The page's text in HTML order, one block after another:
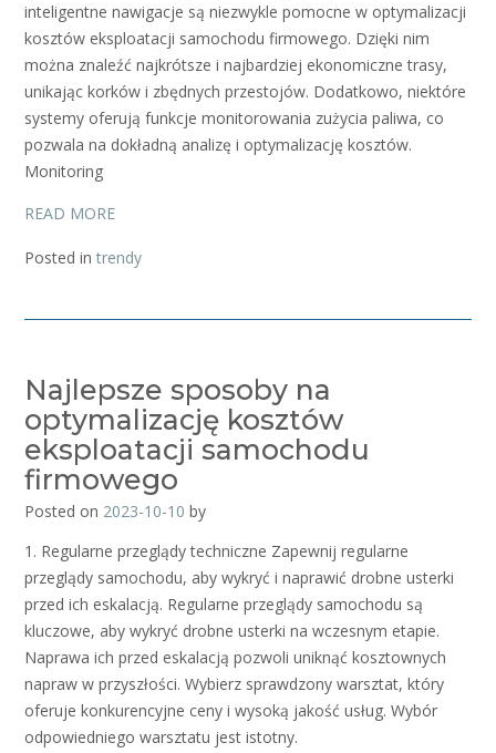
inteligentne nawigacje są niezwykle pomocne w optymalizacji
kosztów eksploatacji samochodu firmowego. Dzięki nim
można znaleźć najkrótsze i najbardziej ekonomiczne trasy,
unikając korków i zbędnych przestojów. Dodatkowo, niektóre
systemy oferują funkcje monitorowania zużycia paliwa, co
pozwala na dokładną analizę i optymalizację kosztów.
Monitoring
READ MORE
Posted in trendy
Najlepsze sposoby na
optymalizację kosztów
eksploatacji samochodu
firmowego
Posted on 2023-10-10 by
1. Regularne przeglądy techniczne Zapewnij regularne
przeglądy samochodu, aby wykryć i naprawić drobne usterki
przed ich eskalacją. Regularne przeglądy samochodu są
kluczowe, aby wykryć drobne usterki na wczesnym etapie.
Naprawa ich przed eskalacją pozwoli uniknąć kosztownych
napraw w przyszłości. Wybierz sprawdzony warsztat, który
oferuje konkurencyjne ceny i wysoką jakość usług. Wybór
odpowiedniego warsztatu jest istotny.